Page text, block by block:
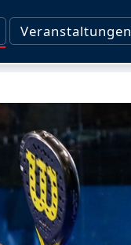
Veranstaltungen